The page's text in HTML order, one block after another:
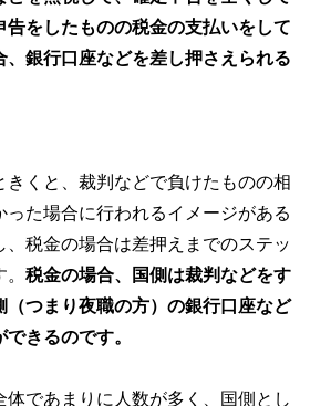
告をしたものの税金の支払いをして
、銀行口座などを差し押さえられる
きくと、裁判などで負けたものの相
た場合に行われるイメージがある
税金の場合は差押えまでのステッ
税金の場合、国側は裁判などをす
（つまり夜職の方）の銀行口座など
きるのです。
であまりに人数が多く、国側とし